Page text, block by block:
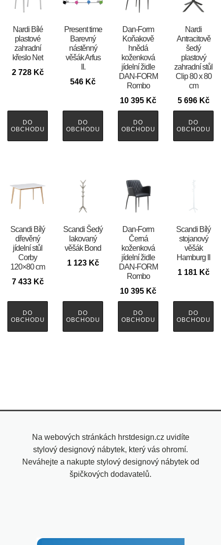
Nardi Bílé
plastové
zahradní
křeslo Net
2 728 Kč
DO
OBCHODU
Present time
Barevný
nástěnný
věšák Arfus
II.
546 Kč
DO
OBCHODU
​​​​​Dan-Form
Koňakově
hnědá
koženková
jídelní židle
DAN-FORM
Rombo
10 395 Kč
DO
OBCHODU
Nardi
Antracitově
šedý
plastový
zahradní stůl
Clip 80 x 80
cm
5 696 Kč
DO
OBCHODU
Scandi Bílý
dřevěný
jídelní stůl
Corby
120×80 cm
7 433 Kč
DO
OBCHODU
Scandi Šedý
lakovaný
věšák Bond
1 123 Kč
DO
OBCHODU
​​​​​Dan-Form
Černá
koženková
jídelní židle
DAN-FORM
Rombo
10 395 Kč
DO
OBCHODU
Scandi Bílý
stojanový
věšák
Hamburg II
1 181 Kč
DO
OBCHODU
Na webových stránkách hrstdesign.cz uvidíte
stylový designový nábytek, který vás ohromí.
Neváhejte a nakupte stylový designový nábytek od
špičkových dodavatelů.